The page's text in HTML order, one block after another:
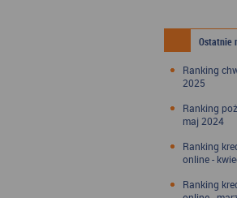
Ostatnie
Ranking
2025
Ranking
maj 2024
Ranking
online -
Ranking